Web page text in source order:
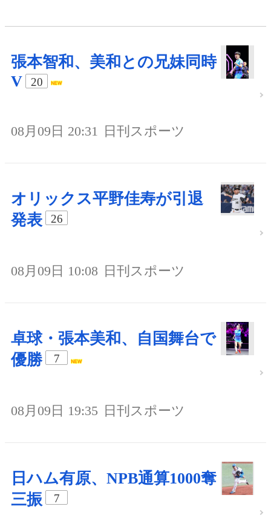
張本智和、美和との兄妹同時
V
20
08月09日 20:31 日刊スポーツ
オリックス平野佳寿が引退
発表
26
08月09日 10:08 日刊スポーツ
卓球・張本美和、自国舞台で
優勝
7
08月09日 19:35 日刊スポーツ
日ハム有原、NPB通算1000奪
三振
7